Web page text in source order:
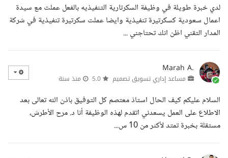
لدي خبرة طويلة في وظيفة السكرتارية التنفيذيه بالفعل عملت مع سيدة
اعمال سعودية كسكرتيرة تنفيذية وايضا عملت سكرتيرة تنفيذية في شركة
المدار التقني اظن انك تحتاجني ...
Marah A.
مساعد إداري تسويق تصميم منذ سنة
السلام عليكم كيف الحال استاذ معتصم كل التوفيق باذن الله تعالى بعد
الاطلاع على العمل يسعدني اتقدم لهذه الوظيفة أنا د. مرح الأطرش،
مستقلة بخبرة تمتد لأكثر من 10 س...